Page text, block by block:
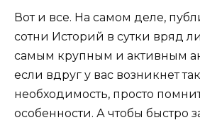
Вот и все. На самом деле,
сотни Историй в сутки вряд
самым крупным и активным
если вдруг у вас возникнет
необходимость, просто
особенности. А чтобы быстро